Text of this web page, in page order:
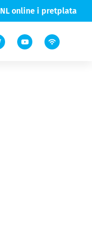
NL online i pretplata